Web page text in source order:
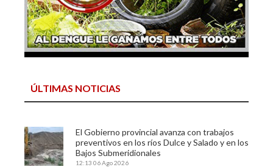
ÚLTIMAS NOTICIAS
El Gobierno provincial avanza con trabajos
preventivos en los ríos Dulce y Salado y en los
Bajos Submeridionales
12:13 06 Ago 2026